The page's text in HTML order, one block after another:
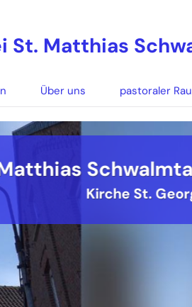
St. Matthias
Über uns pastoraler